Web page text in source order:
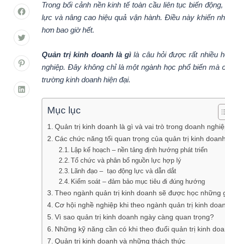
Trong bối cảnh nền kinh tế toàn cầu liên tục biến
lực và nâng cao hiệu quả vận hành. Điều này khiến
hơn bao giờ hết.
Quản trị kinh doanh là gì là câu hỏi được rất nhiều
nghiệp. Đây không chỉ là một ngành học phổ biến mà
trường kinh doanh hiện đại.
Mục lục
Quản trị kinh doanh là gì và vai trò trong doanh
Các chức năng tối quan trọng của quản trị kinh
Lập kế hoạch – nền tảng định hướng phát triển
Tổ chức và phân bổ nguồn lực hợp lý
Lãnh đạo – tạo động lực và dẫn dắt
Kiểm soát – đảm bảo mục tiêu đi đúng hướng
Theo ngành quản trị kinh doanh sẽ được học những
Cơ hội nghề nghiệp khi theo ngành quản trị kinh
Vì sao quản trị kinh doanh ngày càng quan trọng?
Những kỹ năng cần có khi theo đuổi quản trị kinh
Quản trị kinh doanh và những thách thức